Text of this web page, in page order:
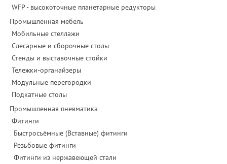
WFP - высокоточные планетарные редукторы
Промышленная мебель
Мобильные стеллажи
Слесарные и сборочные столы
Стенды и выставочные стойки
Тележки-органайзеры
Модульные перегородки
Подкатные столы
Промышленная пневматика
Фитинги
Быстросъёмные (Вставные) фитинги
Резьбовые фитинги
Фитинги из нержавеющей стали